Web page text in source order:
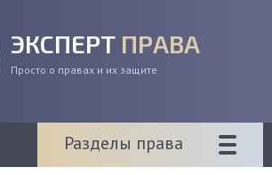
ЭКСПЕРТ ПРАВА
Просто о правах и их защите
Разделы права